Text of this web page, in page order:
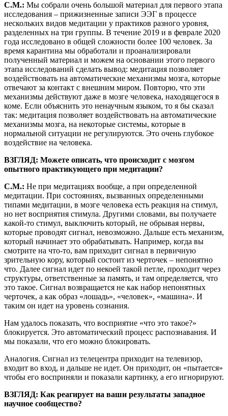
С.М.: Мы собрали очень большой материал для первого этапа
исследования – прижизненные записи ЭЭГ в процессе
нескольких видов медитации у практиков разного уровня,
разделенных на три группы. В течение 2019 и в феврале 2020
года исследовано в общей сложности более 100 человек. За
время карантина мы обработали и проанализировали
полученный материал и можем на основании этого первого
этапа исследований сделать вывод: медитация позволяет
воздействовать на автоматические механизмы мозга, которые
отвечают за контакт с внешним миром. Повторю, что эти
механизмы действуют даже в мозге человека, находящегося в
коме. Если объяснить это ненаучным языком, то я бы сказал
так: медитация позволяет воздействовать на автоматические
механизмы мозга, на некоторые системы, которые в
нормальной ситуации не регулируются. Это очень глубокое
воздействие на человека.
ВЗГЛЯД: Можете описать, что происходит с мозгом
опытного практикующего при медитации?
С.М.: Не при медитациях вообще, а при определенной
медитации. При состояниях, вызванных определенными
типами медитации, в мозге человека есть реакция на стимул,
но нет восприятия стимула. Другими словами, вы получаете
какой-то стимул, выключить который, не обрывая нервы,
которые проводят сигнал, невозможно. Дальше есть механизм,
который начинает это обрабатывать. Например, когда вы
смотрите на что-то, вам приходит сигнал в первичную
зрительную кору, который состоит из черточек – непонятно
что. Далее сигнал идет по некоей такой петле, проходит через
структуры, ответственные за память, и там определяется, что
это такое. Сигнал возвращается не как набор непонятных
черточек, а как образ «лошадь», «человек», «машина». И
таким он идет на уровень сознания.
Нам удалось показать, что восприятие «что это такое?»
блокируется. Это автоматический процесс распознавания. И
мы показали, что его можно блокировать.
Аналогия. Сигнал из телецентра приходит на телевизор,
входит во вход, и дальше не идет. Он приходит, он «пытается»
чтобы его восприняли и показали картинку, а его игнорируют.
ВЗГЛЯД: Как реагирует на ваши результаты западное
научное сообщество?